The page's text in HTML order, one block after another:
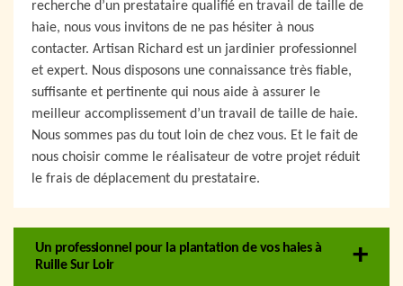
recherche d’un prestataire qualifié en travail de taille de
haie, nous vous invitons de ne pas hésiter à nous
contacter. Artisan Richard est un jardinier professionnel
et expert. Nous disposons une connaissance très fiable,
suffisante et pertinente qui nous aide à assurer le
meilleur accomplissement d’un travail de taille de haie.
Nous sommes pas du tout loin de chez vous. Et le fait de
nous choisir comme le réalisateur de votre projet réduit
le frais de déplacement du prestataire.
Un professionnel pour la plantation de vos haies à
Ruille Sur Loir